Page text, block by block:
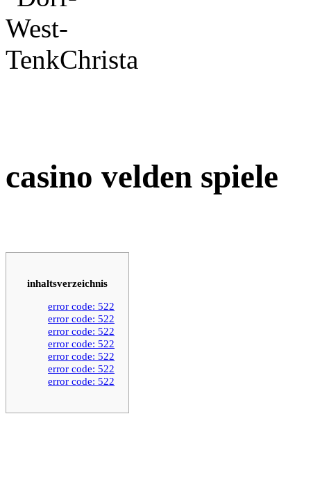
casino velden spiele
inhaltsverzeichnis
error code: 522
error code: 522
error code: 522
error code: 522
error code: 522
error code: 522
error code: 522